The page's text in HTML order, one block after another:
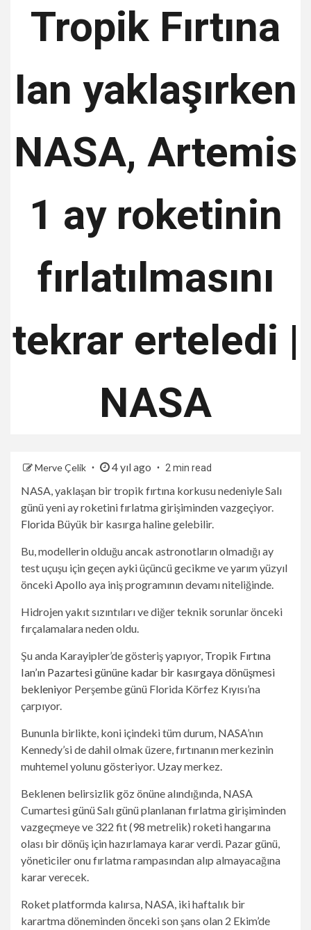
Tropik Fırtına
Ian yaklaşırken
NASA, Artemis
1 ay roketinin
fırlatılmasını
tekrar erteledi |
NASA
Merve Çelik 4 yıl ago 2 min read
NASA, yaklaşan bir tropik fırtına korkusu nedeniyle Salı
günü yeni ay roketini fırlatma girişiminden vazgeçiyor.
Florida Büyük bir kasırga haline gelebilir.
Bu, modellerin olduğu ancak astronotların olmadığı ay
test uçuşu için geçen ayki üçüncü gecikme ve yarım yüzyıl
önceki Apollo aya iniş programının devamı niteliğinde.
Hidrojen yakıt sızıntıları ve diğer teknik sorunlar önceki
fırçalamalara neden oldu.
Şu anda Karayipler’de gösteriş yapıyor, Tropik Fırtına
Ian’ın Pazartesi gününe kadar bir kasırgaya dönüşmesi
bekleniyor Perşembe günü Florida Körfez Kıyısı’na
çarpıyor.
Bununla birlikte, koni içindeki tüm durum, NASA’nın
Kennedy’si de dahil olmak üzere, fırtınanın merkezinin
muhtemel yolunu gösteriyor. Uzaymerkez.
Beklenen belirsizlik göz önüne alındığında, NASA
Cumartesi günü Salı günü planlanan fırlatma girişiminden
vazgeçmeye ve 322 fit (98 metrelik) roketi hangarına
olası bir dönüş için hazırlamaya karar verdi. Pazar günü,
yöneticiler onu fırlatma rampasından alıp almayacağına
karar verecek.
Roket platformda kalırsa, NASA, iki haftalık bir
karartma döneminden önceki son şans olan 2 Ekim’de